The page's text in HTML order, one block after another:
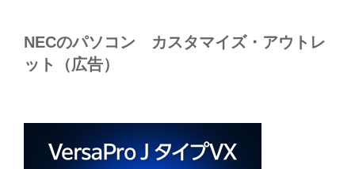
NECのパソコン カスタマイズ・アウトレ
ット（広告）